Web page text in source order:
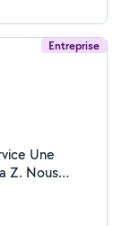
Entreprise
Une
Z. Nous